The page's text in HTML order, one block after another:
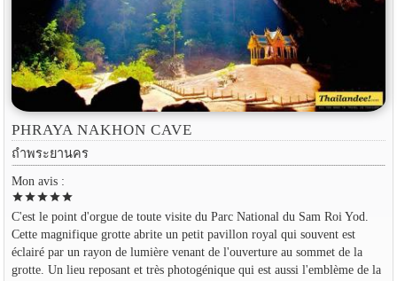
PHRAYA NAKHON CAVE
ถำพระยานคร
Mon avis :
starstarstarstarstar
C'est le point d'orgue de toute visite du Parc National du Sam Roi Yod.
Cette magnifique grotte abrite un petit pavillon royal qui souvent est
éclairé par un rayon de lumière venant de l'ouverture au sommet de la
grotte. Un lieu reposant et très photogénique qui est aussi l'emblème de la